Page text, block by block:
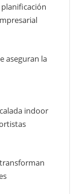
aseguran la
indoor